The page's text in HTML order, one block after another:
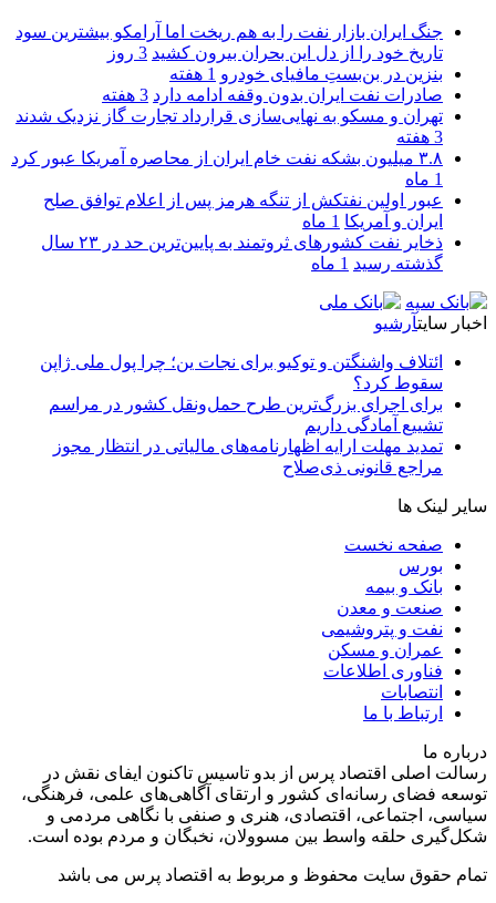
جنگ ایران بازار نفت را به هم ریخت اما آرامکو بیشترین سود
تاریخ خود را از دل این بحران بیرون کشید 3 روز
بنزین در بن‌بستِ مافیای خودرو 1 هفته
صادرات نفت ایران بدون وقفه ادامه دارد 3 هفته
تهران و مسکو به نهایی‌سازی قرارداد تجارت گاز نزدیک شدند
3 هفته
۳.۸ میلیون بشکه نفت خام ایران از محاصره آمریکا عبور کرد
1 ماه
عبور اولین نفتکش از تنگه هرمز پس از اعلام توافق صلح
ایران و آمریکا 1 ماه
ذخایر نفت کشورهای ثروتمند به پایین‌ترین حد در ۲۳ سال
گذشته رسید 1 ماه
اخبار سایتآرشیو
ائتلاف واشنگتن و توکیو برای نجات ین؛ چرا پول ملی ژاپن
سقوط کرد؟
برای اجرای بزرگ‌ترین طرح حمل‌ونقل کشور در مراسم
تشییع آمادگی داریم
تمدید مهلت ارایه اظهارنامه‌های مالیاتی در انتظار مجوز
مراجع قانونی ذی‌‏صلاح
سایر لینک ها
صفحه نخست
بورس
بانک و بیمه
صنعت و معدن
نفت و پتروشیمی
عمران و مسکن
فناوری اطلاعات
انتصابات
ارتباط با ما
درباره ما
رسالت اصلی اقتصاد پرس از بدو تاسیس تاکنون ایفای نقش در
توسعه فضای رسانه‌ای کشور و ارتقای آگاهی‌های علمی، فرهنگی،
سیاسی، اجتماعی، اقتصادی، هنری و صنفی با نگاهی مردمی و
شکل‌گیری حلقه واسط بین مسوولان، نخبگان و مردم بوده است.
تمام حقوق سایت محفوظ و مربوط به اقتصاد پرس می باشد